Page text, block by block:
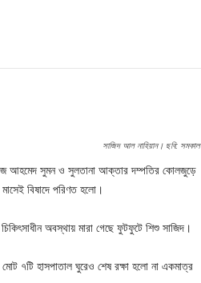
সাজিদ আল নাহিয়ান। ছবি: সমকাল
আহমেদ সুমন ও সুলতানা আক্তার দম্পতির কোলজুড়ে
বিষাদে পরিণত হলো।
অবস্থায় মারা গেছে ফুটফুটে শিশু সাজিদ।
৭টি হাসপাতাল ঘুরেও শেষ রক্ষা হলো না একমাত্র